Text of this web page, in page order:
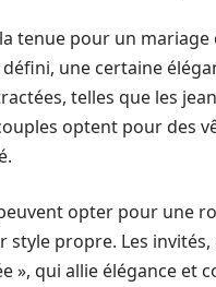
tenue pour un
une certaine
telles que les
optent pour des
opter pour une
style propre. Les
», qui allie élégance et